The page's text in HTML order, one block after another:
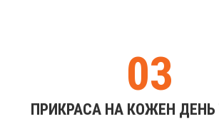
03
ПРИКРАСА НА КОЖЕН ДЕНЬ